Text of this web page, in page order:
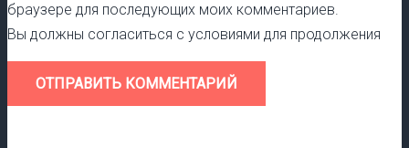
браузере для последующих моих комментариев.
Вы должны согласиться с условиями для продолжения
ОТПРАВИТЬ КОММЕНТАРИЙ